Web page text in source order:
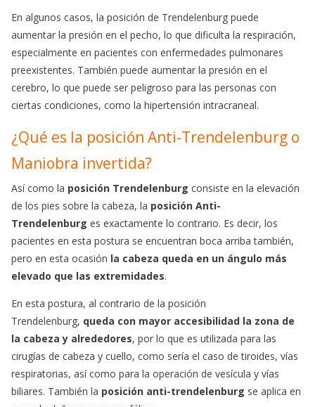
En algunos casos, la posición de Trendelenburg puede
aumentar la presión en el pecho, lo que dificulta la respiración,
especialmente en pacientes con enfermedades pulmonares
preexistentes. También puede aumentar la presión en el
cerebro, lo que puede ser peligroso para las personas con
ciertas condiciones, como la hipertensión intracraneal.
¿Qué es la posición Anti-Trendelenburg o
Maniobra invertida?
Así como la posición Trendelenburg consiste en la elevación
de los pies sobre la cabeza, la posición Anti-
Trendelenburg es exactamente lo contrario. Es decir, los
pacientes en esta postura se encuentran boca arriba también,
pero en esta ocasión la cabeza queda en un ángulo más
elevado que las extremidades.
En esta postura, al contrario de la posición
Trendelenburg, queda con mayor accesibilidad la zona de
la cabeza y alrededores, por lo que es utilizada para las
cirugías de cabeza y cuello, como sería el caso de tiroides, vías
respiratorias, así como para la operación de vesícula y vías
biliares. También la posición anti-trendelenburg se aplica en